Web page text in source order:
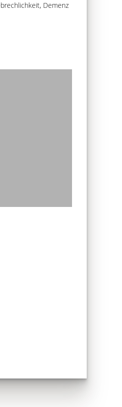
Demenz